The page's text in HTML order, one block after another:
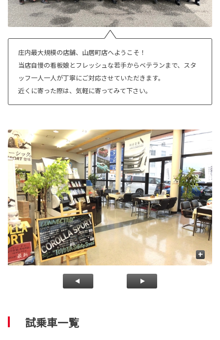
庄内最大規模の店舗、山居町店へようこそ！
当店自慢の看板娘とフレッシュな若手からベテランまで、スタ
ッフ一人一人が丁寧にご対応させていただきます。
近くに寄った際は、気軽に寄ってみて下さい。
+
試乗車一覧